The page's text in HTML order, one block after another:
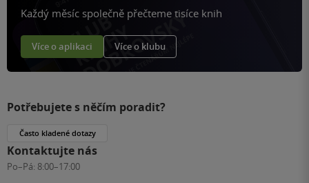
Každý měsíc společně přečteme tisíce knih
Více o aplikaci Více o klubu
Potřebujete s něčím poradit?
Často kladené dotazy
Kontaktujte nás
Po–Pá: 8:00–17:00